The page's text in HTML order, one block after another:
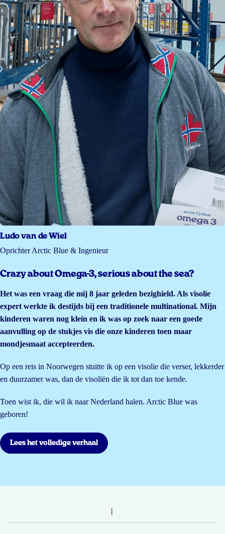
Ludo van de Wiel
Oprichter Arctic Blue & Ingenieur
Crazy about Omega-3, serious about the sea?
Het was een vraag die mij 8 jaar geleden bezighield. Als visolie
expert werkte ik destijds bij een traditionele multinational. Mijn
kinderen waren nog klein en ik was op zoek naar een goede
aanvulling op de stukjes vis die onze kinderen toen maar
mondjesmaat accepteerden.
Op een reis in Noorwegen stuitte ik op een visolie die verser, lekkerder
en duurzamer was, dan de visoliën die ik tot dan toe kende.
Toen wist ik, die wil ik naar Nederland halen. Arctic Blue was
geboren!
Lees het volledige verhaal